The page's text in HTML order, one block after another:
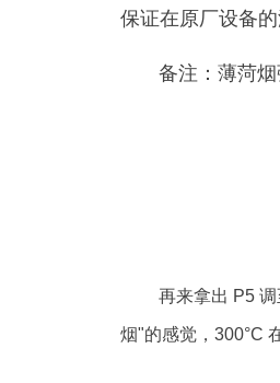
保证在原厂设备
备注：薄菏
再来拿出 P5
烟"的感觉，300°C